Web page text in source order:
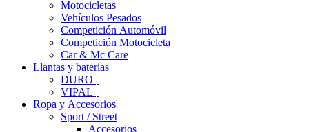
Motocicletas
Vehículos Pesados
Competición Automóvil
Competición Motocicleta
Car & Mc Care
Llantas y baterias
DURO
VIPAL
Ropa y Accesorios
Sport / Street
Accesorios